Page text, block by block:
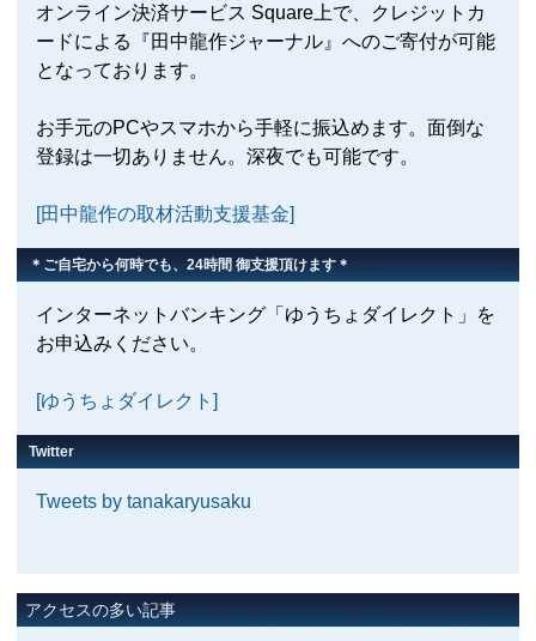
オンライン決済サービス Square上で、クレジットカ
ードによる『田中龍作ジャーナル』へのご寄付が可能
となっております。
お手元のPCやスマホから手軽に振込めます。面倒な
登録は一切ありません。深夜でも可能です。
[田中龍作の取材活動支援基金]
＊ご自宅から何時でも、24時間 御支援頂けます＊
インターネットバンキング「ゆうちょダイレクト」を
お申込みください。
[ゆうちょダイレクト]
Twitter
Tweets by tanakaryusaku
アクセスの多い記事